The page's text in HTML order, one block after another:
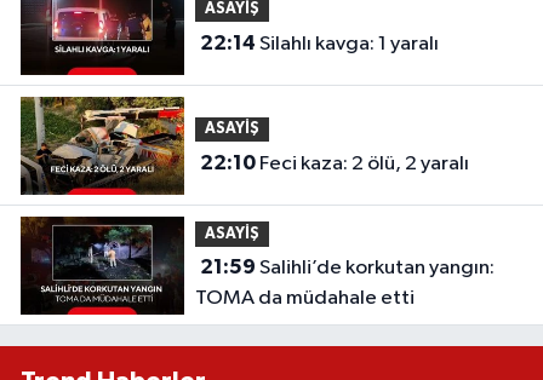
ASAYİŞ
22:14 Silahlı kavga: 1 yaralı
ASAYİŞ
22:10 Feci kaza: 2 ölü, 2 yaralı
ASAYİŞ
21:59
TOMA da müdahale etti